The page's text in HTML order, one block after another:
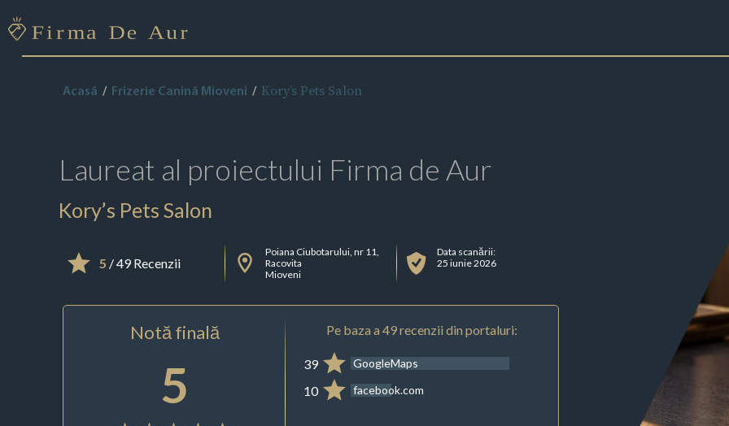
Acasă Frizerie Canină Mioveni Kory’s Pets Salon
Laureat al proiectului Firma de Aur
Kory’s Pets Salon
5 / 49 Recenzii
Poiana Ciubotarului, nr 11,
Racovita
Mioveni
Data scanării:
25 iunie 2026
Notă finală
5
Pe baza a 49 recenzii din portaluri:
39 GoogleMaps
10 facebook.com